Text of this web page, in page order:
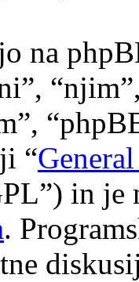
na
“
in
.